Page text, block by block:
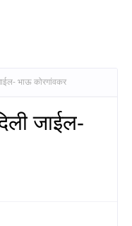
भाऊ कोरगांवकर
जाईल-